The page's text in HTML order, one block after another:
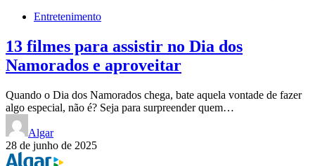
Entretenimento
13 filmes para assistir no Dia dos
Namorados e aproveitar
Quando o Dia dos Namorados chega, bate aquela vontade de fazer
algo especial, não é? Seja para surpreender quem…
Algar
28 de junho de 2025